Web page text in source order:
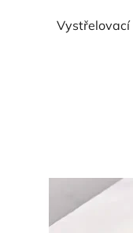
Vystřelovací